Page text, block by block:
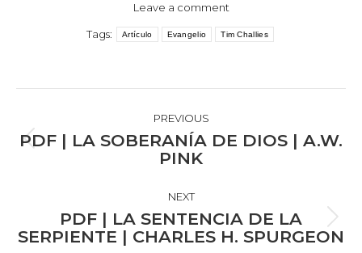
Leave a comment
Tags: Artículo Evangelio Tim Challies
NAVIGATIONPREVIOUS
Previous
PDF | LA SOBERANÍA DE DIOS | A.W.
PINK
NEXT
Next
PDF | LA SENTENCIA DE LA
SERPIENTE | CHARLES H. SPURGEON